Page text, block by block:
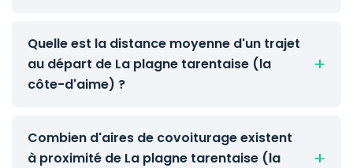
Quelle est la distance moyenne d'un trajet
au départ de La plagne tarentaise (la
côte-d'aime) ?
Combien d'aires de covoiturage existent
à proximité de La plagne tarentaise (la